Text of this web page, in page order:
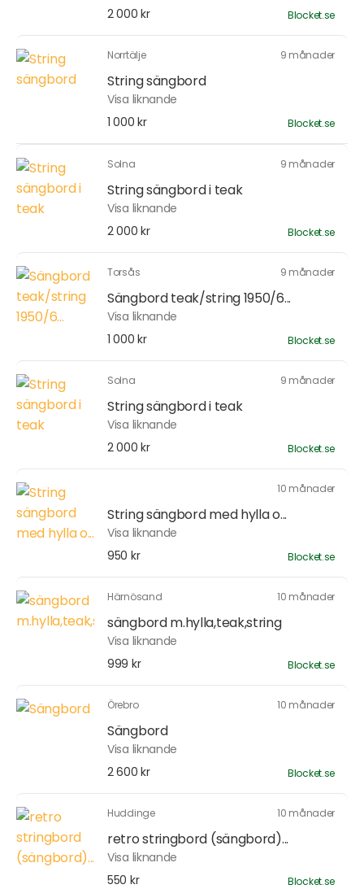
2 000 kr
Blocket.se
Norrtälje 9 månader
String sängbord
Visa liknande
1 000 kr
Blocket.se
Solna 9 månader
String sängbord i teak
Visa liknande
2 000 kr
Blocket.se
Torsås 9 månader
Sängbord teak/string 1950/6...
Visa liknande
1 000 kr
Blocket.se
Solna 9 månader
String sängbord i teak
Visa liknande
2 000 kr
Blocket.se
10 månader
String sängbord med hylla o...
Visa liknande
950 kr
Blocket.se
Härnösand 10 månader
sängbord m.hylla,teak,string
Visa liknande
999 kr
Blocket.se
Örebro 10 månader
Sängbord
Visa liknande
2 600 kr
Blocket.se
Huddinge 10 månader
retro stringbord (sängbord)...
Visa liknande
550 kr
Blocket.se